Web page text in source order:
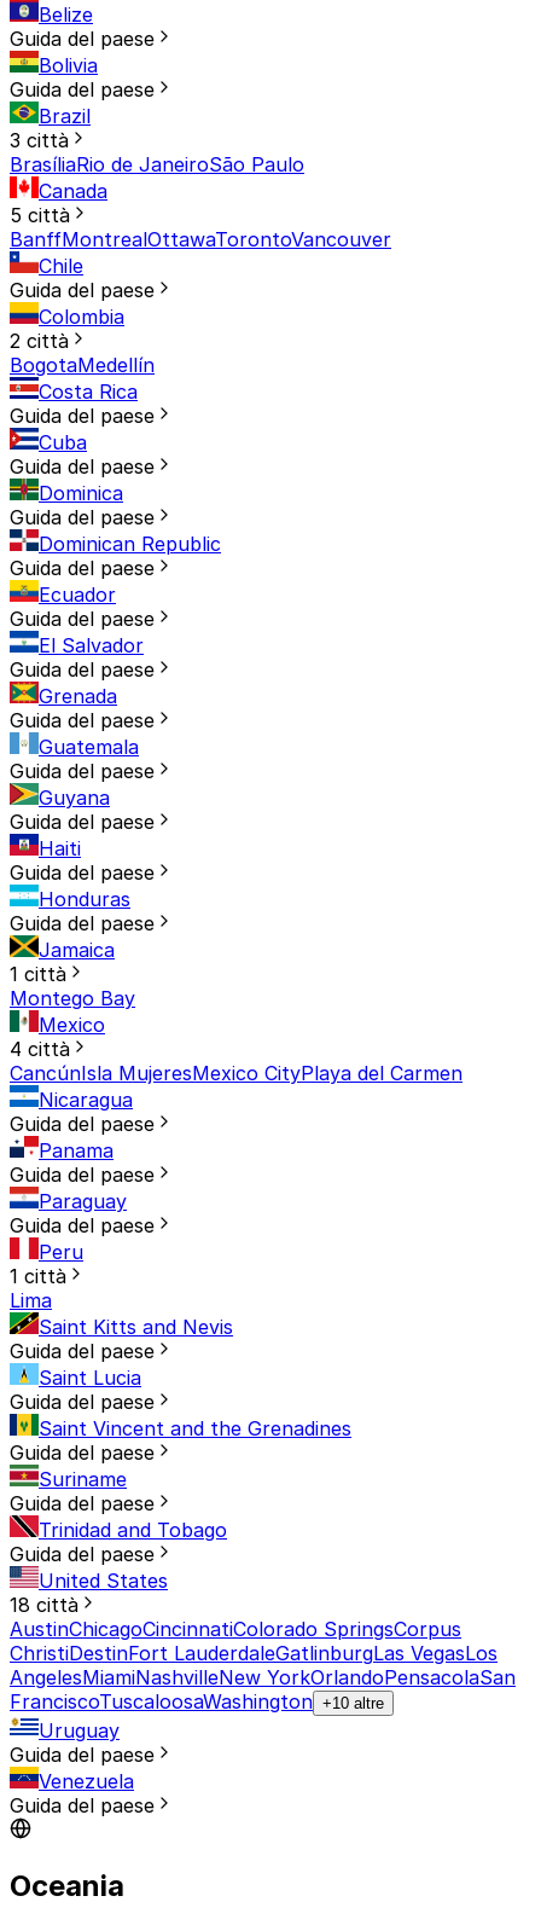
Belize
Guida del paese
Bolivia
Guida del paese
Brazil
3 città
BrasíliaRio de JaneiroSão Paulo
Canada
5 città
BanffMontrealOttawaTorontoVancouver
Chile
Guida del paese
Colombia
2 città
BogotaMedellín
Costa Rica
Guida del paese
Cuba
Guida del paese
Dominica
Guida del paese
Dominican Republic
Guida del paese
Ecuador
Guida del paese
El Salvador
Guida del paese
Grenada
Guida del paese
Guatemala
Guida del paese
Guyana
Guida del paese
Haiti
Guida del paese
Honduras
Guida del paese
Jamaica
1 città
Montego Bay
Mexico
4 città
CancúnIsla MujeresMexico CityPlaya del Carmen
Nicaragua
Guida del paese
Panama
Guida del paese
Paraguay
Guida del paese
Peru
1 città
Lima
Saint Kitts and Nevis
Guida del paese
Saint Lucia
Guida del paese
Saint Vincent and the Grenadines
Guida del paese
Suriname
Guida del paese
Trinidad and Tobago
Guida del paese
United States
18 città
AustinChicagoCincinnatiColorado SpringsCorpus
ChristiDestinFort LauderdaleGatlinburgLas VegasLos
AngelesMiamiNashvilleNew YorkOrlandoPensacolaSan
FranciscoTuscaloosaWashington +10 altre
Uruguay
Guida del paese
Venezuela
Guida del paese
Oceania